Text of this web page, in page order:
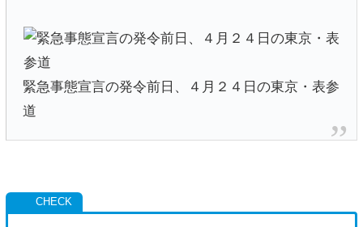
緊急事態宣言の発令前日、４月２４日の東京・表参
道